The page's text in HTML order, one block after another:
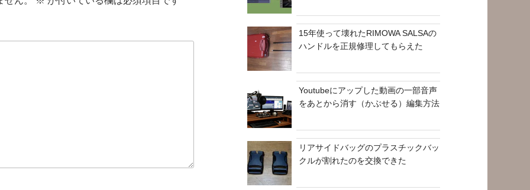
15年使って壊れたRIMOWA SALSAの
ハンドルを正規修理してもらえた
Youtubeにアップした動画の一部音声
をあとから消す（かぶせる）編集方法
リアサイドバッグのプラスチックバッ
クルが割れたのを交換できた